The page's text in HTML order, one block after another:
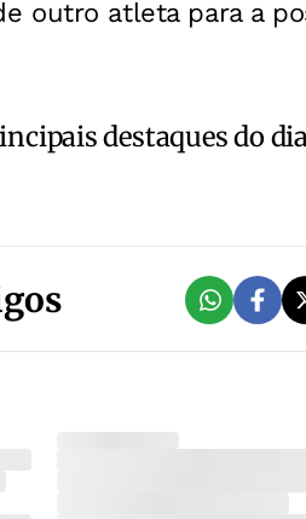
outro atleta para a
destaques do